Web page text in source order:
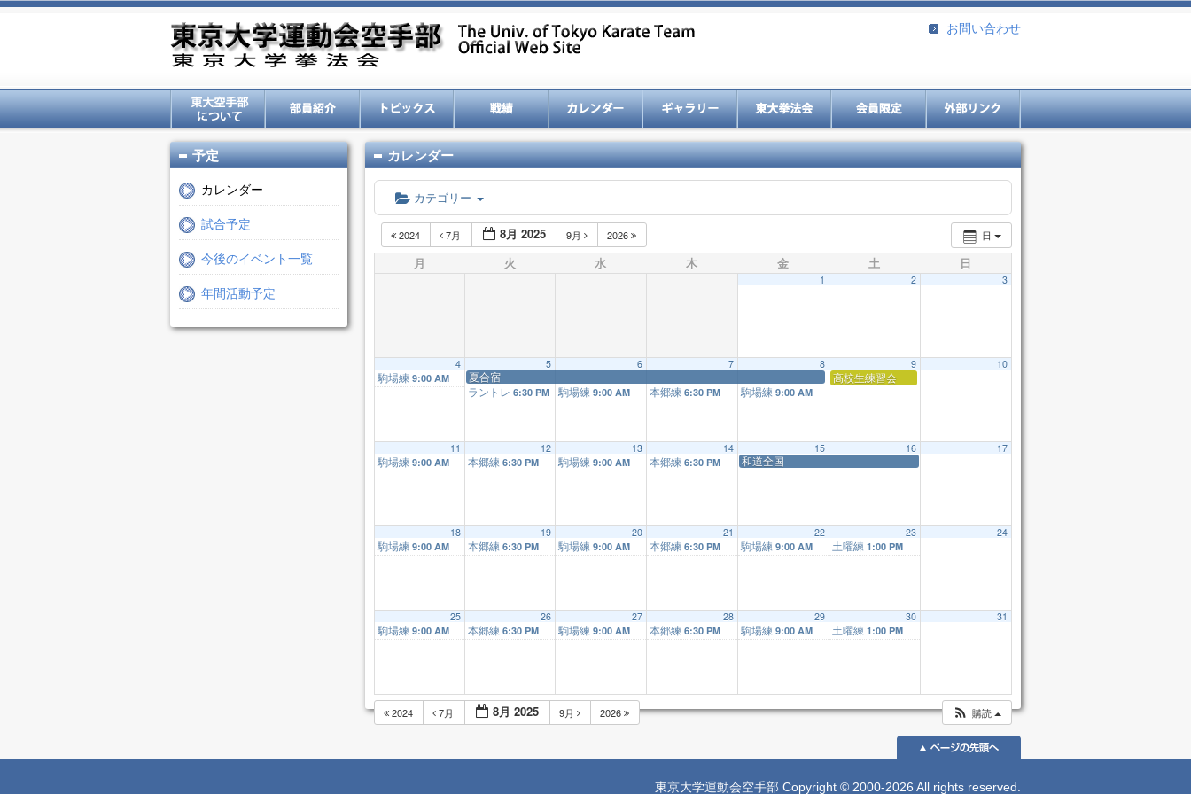
お問い合わせ
予定
カレンダー
試合予定
今後のイベント一覧
年間活動予定
カレンダー
カテゴリー
日
2024 7月 8月 2025 9月 2026
月 火 水 木 金 土 日
1 2 3
4
駒場練 9:00 AM
5
夏合宿
ラントレ 6:30 PM
6
駒場練 9:00 AM
7
本郷練 6:30 PM
8
駒場練 9:00 AM
9
高校生練習会
10
11
駒場練 9:00 AM
12
本郷練 6:30 PM
13
駒場練 9:00 AM
14
本郷練 6:30 PM
15
和道全国
16 17
18
駒場練 9:00 AM
19
本郷練 6:30 PM
20
駒場練 9:00 AM
21
本郷練 6:30 PM
22
駒場練 9:00 AM
23
土曜練 1:00 PM
24
25
駒場練 9:00 AM
26
本郷練 6:30 PM
27
駒場練 9:00 AM
28
本郷練 6:30 PM
29
駒場練 9:00 AM
30
土曜練 1:00 PM
31
2024 7月 8月 2025 9月 2026 購読
東京大学運動会空手部 Copyright © 2000-2026 All rights reserved.